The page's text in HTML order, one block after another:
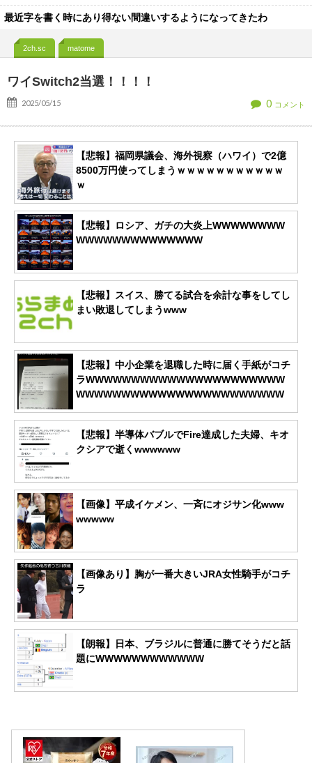
最近字を書く時にあり得ない間違いするようになってきたわ
2ch.sc matome
ワイSwitch2当選！！！！
2025/05/15 0 コメント
【悲報】福岡県議会、海外視察（ハワイ）で2億
8500万円使ってしまうｗｗｗｗｗｗｗｗｗｗｗ
ｗ
【悲報】ロシア、ガチの大炎上WWWWWWWW
WWWWWWWWWWWWWW
【悲報】スイス、勝てる試合を余計な事をしてし
まい敗退してしまうwww
【悲報】中小企業を退職した時に届く手紙がコチ
ラWWWWWWWWWWWWWWWWWWWWWW
WWWWWWWWWWWWWWWWWWWWWWW
【悲報】半導体バブルでFire達成した夫婦、キオ
クシアで逝くwwwwww
【画像】平成イケメン、一斉にオジサン化www
wwwww
【画像あり】胸が一番大きいJRA女性騎手がコチ
ラ
【朗報】日本、ブラジルに普通に勝てそうだと話
題にWWWWWWWWWWWW